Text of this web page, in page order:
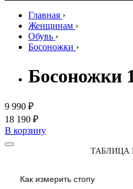
Главная ›
Женщинам ›
Обувь ›
Босоножки ›
Босоножки
9 990 ₽
18 190 ₽
В корзину
ТАБЛИЦА
Как измерить стопу